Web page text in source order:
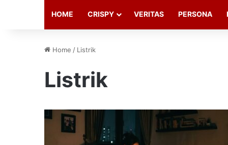
HOME CRISPY VERITAS PERSONA
Home / Listrik
Listrik